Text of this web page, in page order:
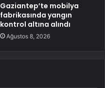
Gaziantep’te mobilya
fabrikasında yangın
kontrol altına alındı
Ağustos 8, 2026